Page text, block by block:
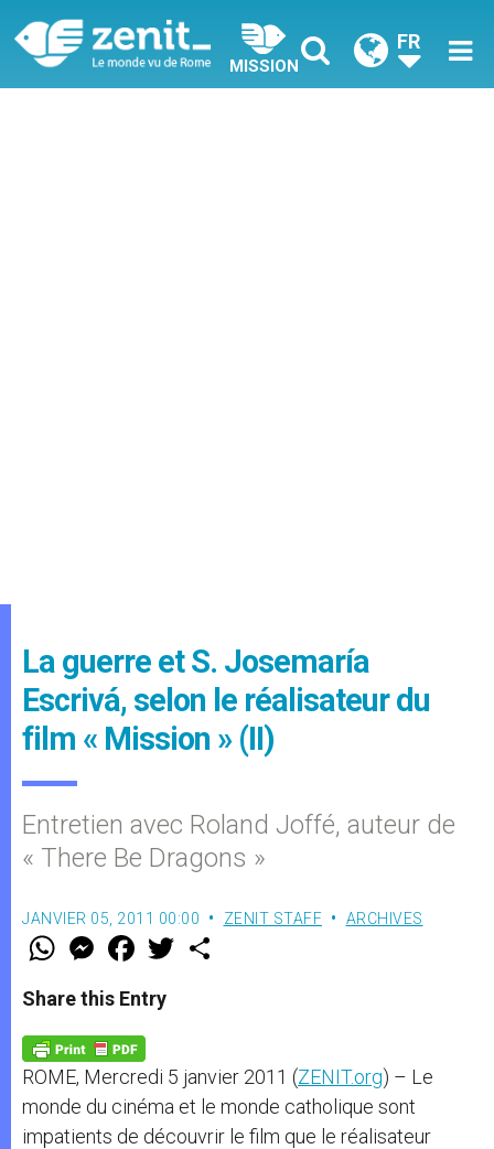
MISSION
FR
La guerre et S. Josemaría
Escrivá, selon le réalisateur du
film « Mission » (II)
Entretien avec Roland Joffé, auteur de
« There Be Dragons »
JANVIER 05, 2011 00:00 ZENIT STAFF ARCHIVES
W
t
s
p
p
M
e
s
e
g
e
r
F
a
e
b
o
k
w
Share this Entry
ROME, Mercredi 5 janvier 2011 (ZENIT.org) – Le
monde du cinéma et le monde catholique sont
impatients de découvrir le film que le réalisateur